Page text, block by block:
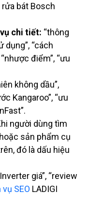
rửa bát Bosch
chi tiết: “thông
dụng”, “cách
điểm”, “ưu
không dầu”,
Kangaroo”, “ưu
người dùng tìm
sản phẩm cụ
đó là dấu hiệu
giá”, “review
SEO LADIGI